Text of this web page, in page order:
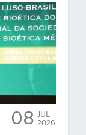
08 JUL
2026